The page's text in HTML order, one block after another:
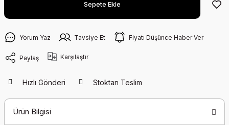
Sepete Ekle
Yorum Yaz Tavsiye Et Fiyatı Düşünce Haber Ver
Paylaş Karşılaştır
Hızlı Gönderi Stoktan Teslim
Ürün Bilgisi